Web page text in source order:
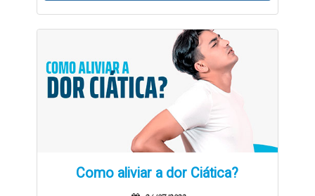
Como aliviar a dor Ciática?